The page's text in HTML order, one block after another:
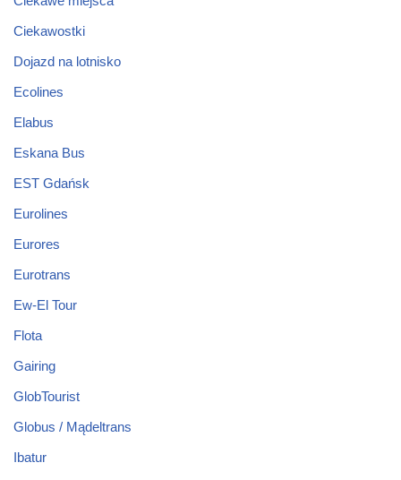
Ciekawostki
Dojazd na lotnisko
Ecolines
Elabus
Eskana Bus
EST Gdańsk
Eurolines
Eurores
Eurotrans
Ew-El Tour
Flota
Gairing
GlobTourist
Globus / Mądeltrans
Ibatur